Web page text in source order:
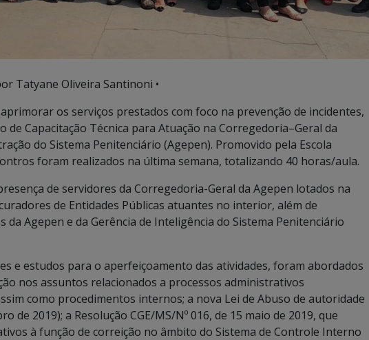
Tatyane Oliveira Santinoni •
os serviços prestados com foco na prevenção de incidentes,
Capacitação Técnica para Atuação na Corregedoria–Geral da
do Sistema Penitenciário (Agepen). Promovido pela Escola
foram realizados na última semana, totalizando 40 horas/aula.
de servidores da Corregedoria-Geral da Agepen lotados na
de Entidades Públicas atuantes no interior, além de
Agepen e da Gerência de Inteligência do Sistema Penitenciário
e estudos para o aperfeiçoamento das atividades, foram abordados
nos assuntos relacionados a processos administrativos
como procedimentos internos; a nova Lei de Abuso de autoridade
de 2019); a Resolução CGE/MS/Nº 016, de 15 maio de 2019, que
à função de correição no âmbito do Sistema de Controle Interno